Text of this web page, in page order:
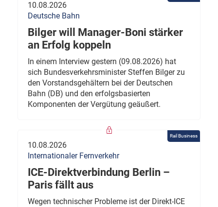
10.08.2026
Deutsche Bahn
Bilger will Manager-Boni stärker
an Erfolg koppeln
In einem Interview gestern (09.08.2026) hat
sich Bundesverkehrsminister Steffen Bilger zu
den Vorstandsgehältern bei der Deutschen
Bahn (DB) und den erfolgsbasierten
Komponenten der Vergütung geäußert.
Rail Business
10.08.2026
Internationaler Fernverkehr
ICE-Direktverbindung Berlin –
Paris fällt aus
Wegen technischer Probleme ist der Direkt-ICE